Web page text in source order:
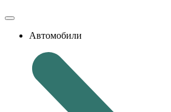
Автомобили